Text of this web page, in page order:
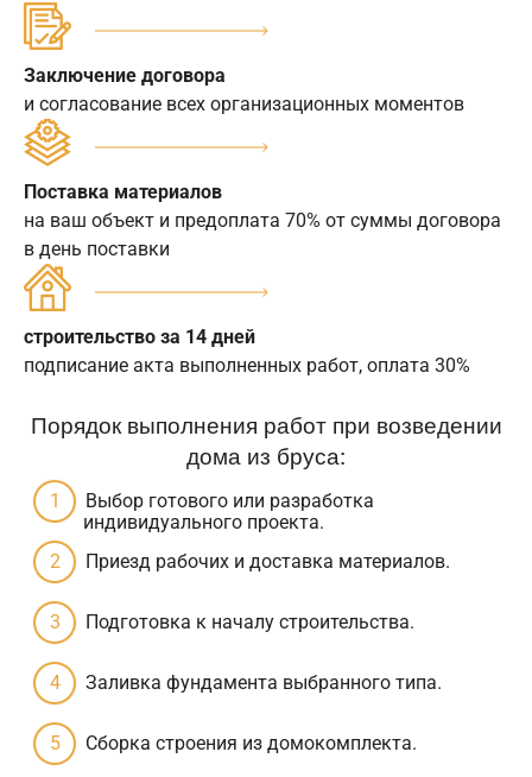
Заключение договора
и согласование всех организационных моментов
Поставка материалов
на ваш объект и предоплата 70% от суммы договора
в день поставки
строительство за 14 дней
подписание акта выполненных работ, оплата 30%
Порядок выполнения работ при возведении
дома из бруса:
Выбор готового или разработка
индивидуального проекта.
Приезд рабочих и доставка материалов.
Подготовка к началу строительства.
Заливка фундамента выбранного типа.
Сборка строения из домокомплекта.